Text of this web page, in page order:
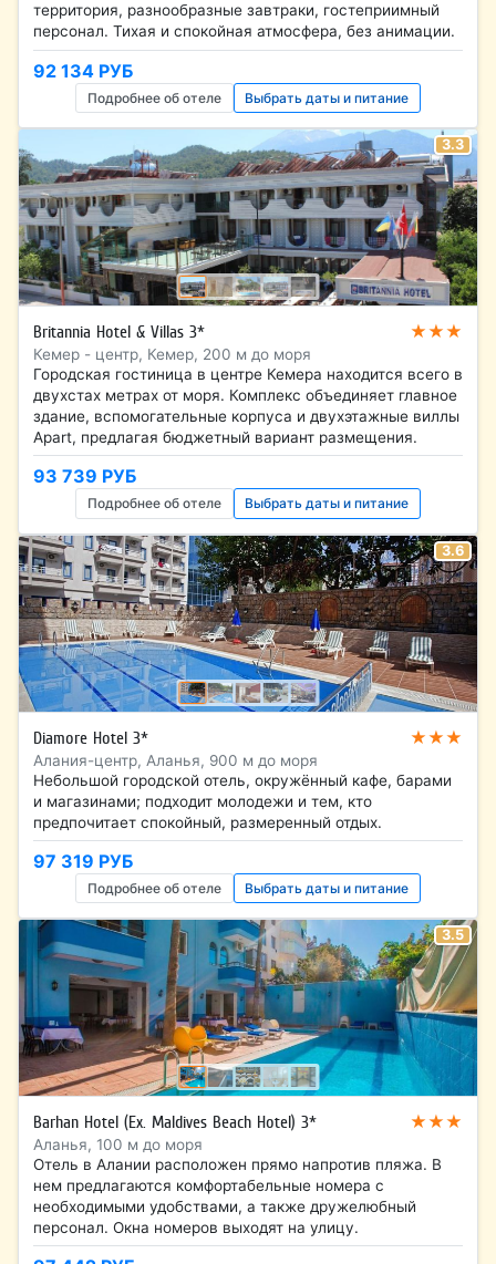
территория, разнообразные завтраки, гостеприимный
персонал. Тихая и спокойная атмосфера, без анимации.
92 134 РУБ
Подробнее об отеле Выбрать даты и питание
3.3
Britannia Hotel & Villas 3* ★★★
Кемер - центр, Кемер, 200 м до моря
Городская гостиница в центре Кемера находится всего в
двухстах метрах от моря. Комплекс объединяет главное
здание, вспомогательные корпуса и двухэтажные виллы
Apart, предлагая бюджетный вариант размещения.
93 739 РУБ
Подробнее об отеле Выбрать даты и питание
3.6
Diamore Hotel 3* ★★★
Алания-центр, Аланья, 900 м до моря
Небольшой городской отель, окружённый кафе, барами
и магазинами; подходит молодежи и тем, кто
предпочитает спокойный, размеренный отдых.
97 319 РУБ
Подробнее об отеле Выбрать даты и питание
3.5
Barhan Hotel (Ex. Maldives Beach Hotel) 3* ★★★
Аланья, 100 м до моря
Отель в Алании расположен прямо напротив пляжа. В
нем предлагаются комфортабельные номера с
необходимыми удобствами, а также дружелюбный
персонал. Окна номеров выходят на улицу.